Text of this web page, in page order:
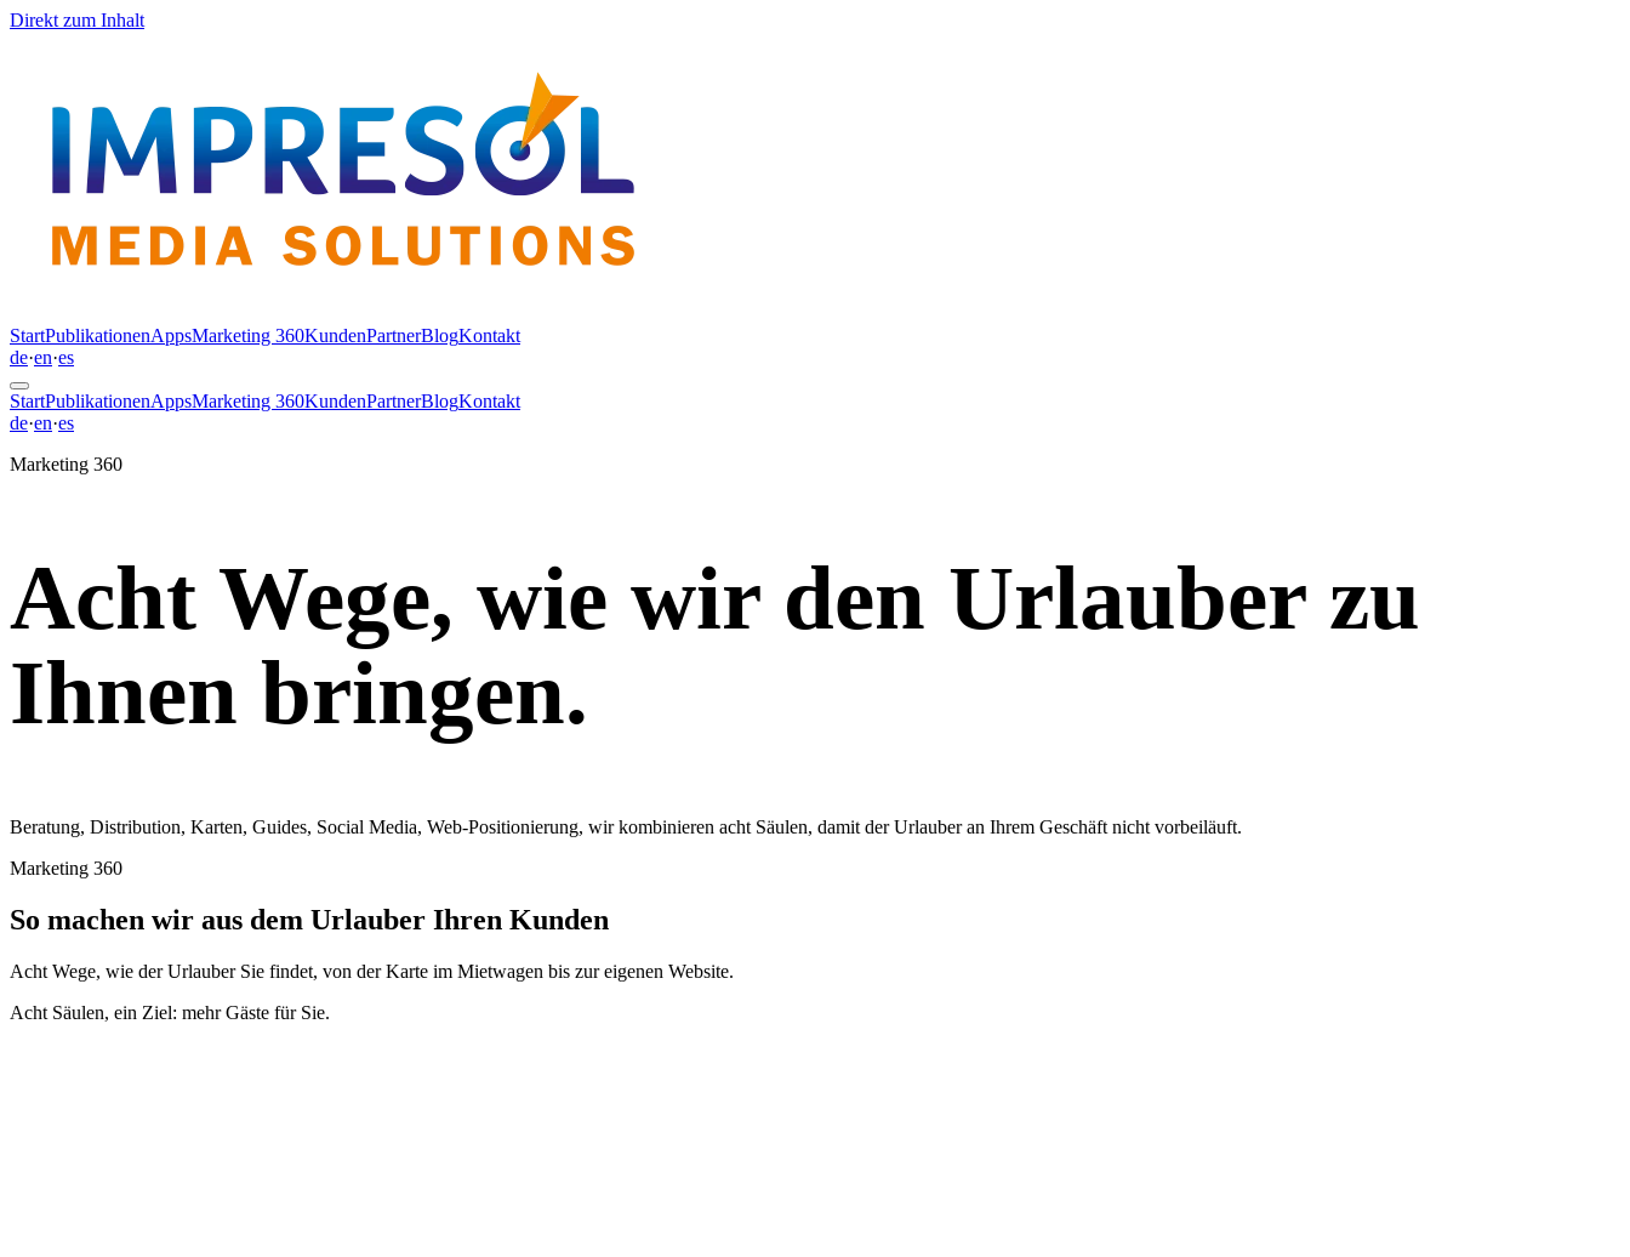
Direkt zum Inhalt
StartPublikationenAppsMarketing 360KundenPartnerBlogKontakt
de·en·es
StartPublikationenAppsMarketing 360KundenPartnerBlogKontakt
de·en·es
Marketing 360
Acht Wege, wie wir den Urlauber zu
Ihnen bringen.
Beratung, Distribution, Karten, Guides, Social Media, Web-Positionierung, wir kombinieren acht Säulen, damit der Urlauber an Ihrem Geschäft nicht vorbeiläuft.
Marketing 360
So machen wir aus dem Urlauber Ihren Kunden
Acht Wege, wie der Urlauber Sie findet, von der Karte im Mietwagen bis zur eigenen Website.
Acht Säulen, ein Ziel: mehr Gäste für Sie.